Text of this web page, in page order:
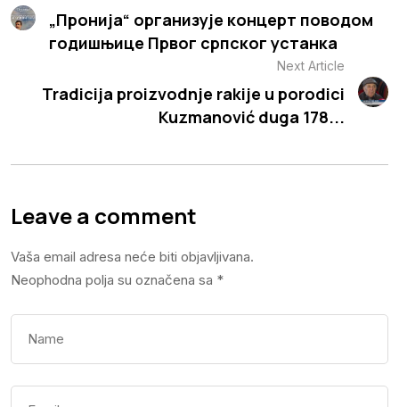
„Пронија“ организује концерт поводом
годишњице Првог српског устанка
Next Article
Tradicija proizvodnje rakije u porodici
Kuzmanović duga 178...
Leave a comment
Vaša email adresa neće biti objavljivana.
Neophodna polja su označena sa *